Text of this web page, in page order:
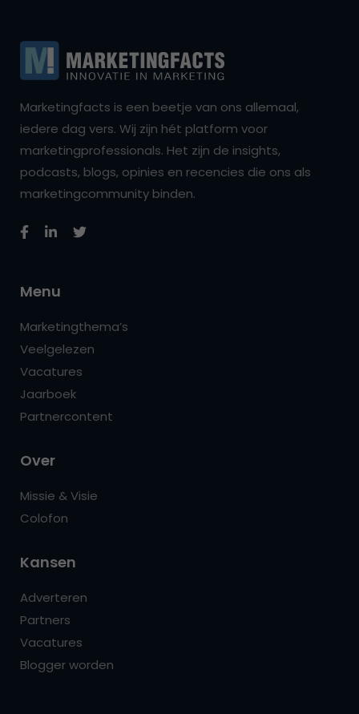
Marketingfacts is een beetje van ons allemaal,
iedere dag vers. Wij zijn hét platform voor
marketingprofessionals. Het zijn de insights,
podcasts, blogs, opinies en recencies die ons als
marketingcommunity binden.
Menu
Marketingthema’s
Veelgelezen
Vacatures
Jaarboek
Partnercontent
Over
Missie & Visie
Colofon
Kansen
Adverteren
Partners
Vacatures
Blogger worden